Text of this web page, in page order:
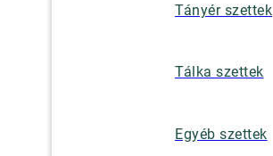
Tányér szettek
Tálka szettek
Egyéb szettek